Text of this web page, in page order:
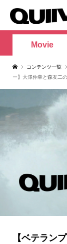
Movie
コンテンツ一覧
ー】大澤伸幸と森友二
【ベテラン